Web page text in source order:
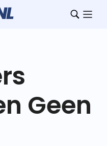
Geen